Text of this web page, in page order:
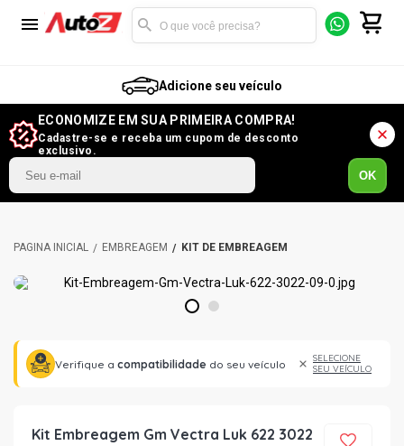
Adicione seu veículo
ECONOMIZE EM SUA PRIMEIRA COMPRA!
Cadastre-se e receba um cupom de desconto
exclusivo.
OK
EMBREAGEM KIT DE EMBREAGEM
1 2
Verifique a compatibilidade do seu veículo
SELECIONE
SEU VEÍCULO
Kit Embreagem Gm Vectra Luk 622 3022